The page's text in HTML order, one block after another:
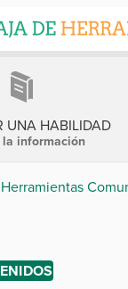
UNA HABILIDAD
la información